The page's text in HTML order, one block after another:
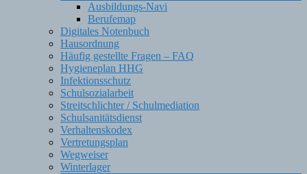
Ausbildungs-Navi
Berufemap
Digitales Notenbuch
Hausordnung
Häufig gestellte Fragen – FAQ
Hygieneplan HHG
Infektionsschutz
Schulsozialarbeit
Streitschlichter / Schulmediation
Schulsanitätsdienst
Verhaltenskodex
Vertretungsplan
Wegweiser
Winterlager